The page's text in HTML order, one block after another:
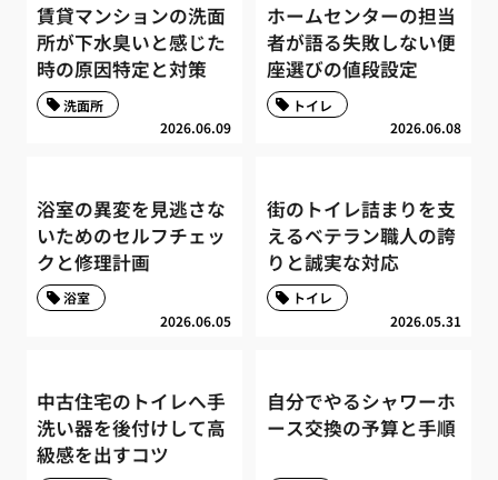
賃貸マンションの洗面
所が下水臭いと感じた
時の原因特定と対策
2026.06.09
洗面所
ホームセンターの担当
者が語る失敗しない便
座選びの値段設定
2026.06.08
トイレ
浴室の異変を見逃さな
いためのセルフチェッ
クと修理計画
2026.06.05
浴室
街のトイレ詰まりを支
えるベテラン職人の誇
りと誠実な対応
2026.05.31
トイレ
中古住宅のトイレへ手
洗い器を後付けして高
級感を出すコツ
自分でやるシャワーホ
ース交換の予算と手順